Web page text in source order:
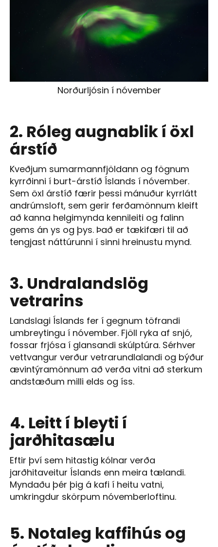
Norðurljósin í nóvember
2. Róleg augnablik í öxl
árstíð
Kveðjum sumarmannfjöldann og fögnum
kyrrðinni í burt-árstíð Íslands í nóvember.
Sem öxl árstíð færir þessi mánuður kyrrlátt
andrúmsloft, sem gerir ferðamönnum kleift
að kanna helgimynda kennileiti og falinn
gems án ys og þys. Það er tækifæri til að
tengjast náttúrunni í sinni hreinustu mynd.
3. Undralandslög
vetrarins
Landslagi Íslands fer í gegnum töfrandi
umbreytingu í nóvember. Fjöll ryka af snjó,
fossar frjósa í glansandi skúlptúra. Sérhver
vettvangur verður vetrarundlalandi og býður
ævintýramönnum að verða vitni að sterkum
andstæðum milli elds og íss.
4. Leitt í bleyti í
jarðhitasælu
Eftir því sem hitastig kólnar verða
jarðhitaveitur Íslands enn meira tælandi.
Myndaðu þér þig á kafi í heitu vatni,
umkringdur skörpum nóvemberloftinu.
5. Notaleg kaffihús og